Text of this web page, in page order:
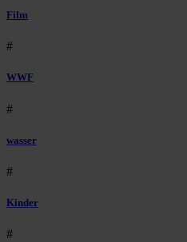
Film
#
WWF
#
wasser
#
Kinder
#